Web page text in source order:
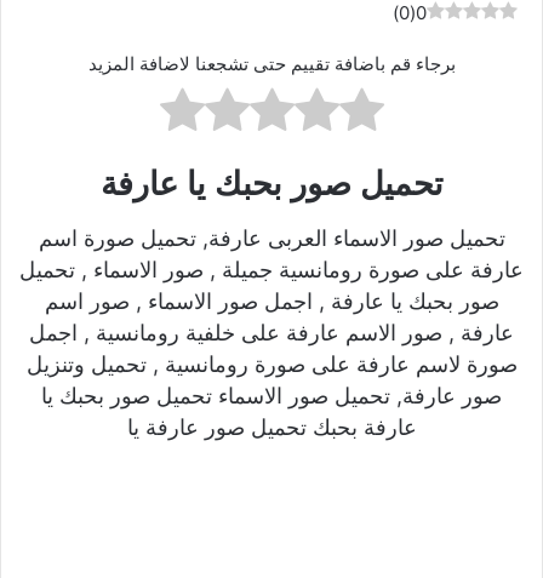
0
(
0
)
برجاء قم باضافة تقييم حتى تشجعنا لاضافة المزيد
تحميل صور بحبك يا عارفة
تحميل صور الاسماء العربى عارفة, تحميل صورة اسم
عارفة على صورة رومانسية جميلة , صور الاسماء , تحميل
صور بحبك يا عارفة , اجمل صور الاسماء , صور اسم
عارفة , صور الاسم عارفة على خلفية رومانسية , اجمل
صورة لاسم عارفة على صورة رومانسية , تحميل وتنزيل
صور عارفة, تحميل صور الاسماء تحميل صور بحبك يا
عارفة بحبك تحميل صور عارفة يا